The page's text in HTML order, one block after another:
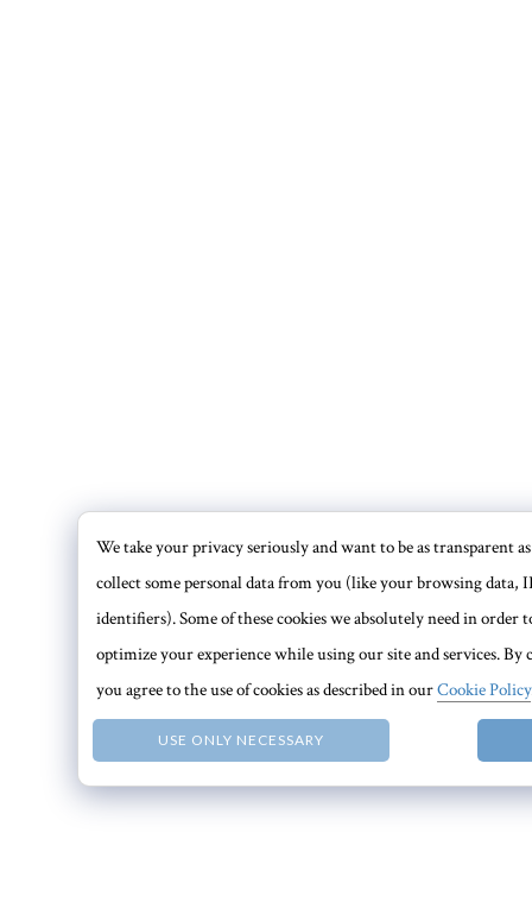
USE ONLY NECESSARY
We take your privacy seriously and want to be as transparent as
collect some personal data from you (like your browsing data,
identifiers). Some of these cookies we absolutely need in
optimize your experience while using our site and services.
you agree to the use of cookies as described in ourCookie Policy